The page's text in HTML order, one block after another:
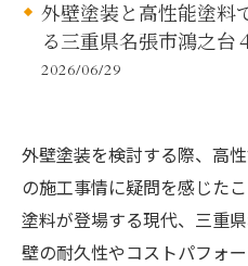
外壁塗装と高性能塗料
る三重県名張市鴻之台
2026/06/29
外壁塗装を検討する際、高
の施工事情に疑問を感じた
塗料が登場する現代、三重
壁の耐久性やコストパフォ